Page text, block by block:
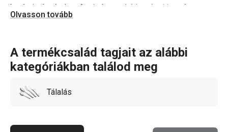
kerámiatányérokra. A mindennapi étkezésekhez
és az
ünnepi alkalmakhoz is kiválóak. A tányérok kézzel
Olvasson tovább
A termékcsalád tagjait az alábbi
kategóriákban találod meg
Tálalás